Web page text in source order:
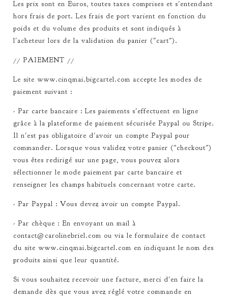
Les prix sont en Euros, toutes taxes comprises et s'entendant
hors frais de port. Les frais de port varient en fonction du
poids et du volume des produits et sont indiqués à
l'acheteur lors de la validation du panier ("cart").
// PAIEMENT //
Le site www.cinqmai.bigcartel.com accepte les modes de
paiement suivant :
- Par carte bancaire : Les paiements s'effectuent en ligne
grâce à la plateforme de paiement sécurisée Paypal ou Stripe.
Il n'est pas obligatoire d'avoir un compte Paypal pour
commander. Lorsque vous validez votre panier ("checkout")
vous êtes redirigé sur une page, vous pouvez alors
sélectionner le mode paiement par carte bancaire et
renseigner les champs habituels concernant votre carte.
- Par Paypal : Vous devez avoir un compte Paypal.
- Par chèque : En envoyant un mail à
contact@carolinebriel.com ou via le formulaire de contact
du site www.cinqmai.bigcartel.com en indiquant le nom des
produits ainsi que leur quantité.
Si vous souhaitez recevoir une facture, merci d'en faire la
demande dès que vous avez réglé votre commande en